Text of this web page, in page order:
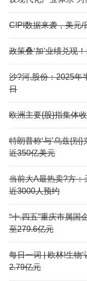
C!PI数据来袭，美元/
政策叠‘加’业绩兑现
沙?河,股份：2025年
日
欧洲主要{股}指集体
特朗普称‘与’乌兹{别
近350亿美元
当前大A最热卖?方
近3000人预约
“十.四五”重庆市属国
至279.6亿元
每日一词 | 欧林!生物‘
2.79亿元